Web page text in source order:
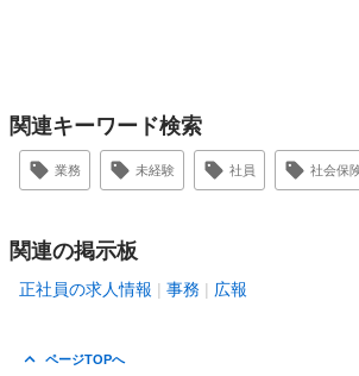
関連キーワード検索
業務 未経験 社員 社会保
関連の掲示板
正社員の求人情報 事務 広報
ページTOPへ